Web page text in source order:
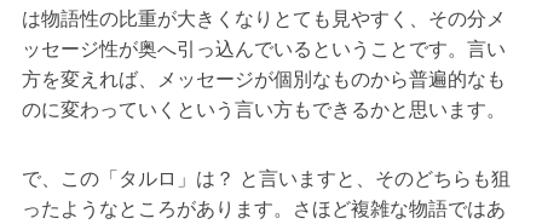
は物語性の比重が大きくなりとても見やすく、その分メ
ッセージ性が奥へ引っ込んでいるということです。言い
方を変えれば、メッセージが個別なものから普遍的なも
のに変わっていくという言い方もできるかと思います。
で、この「タルロ」は？ と言いますと、そのどちらも狙
ったようなところがあります。さほど複雑な物語ではあ